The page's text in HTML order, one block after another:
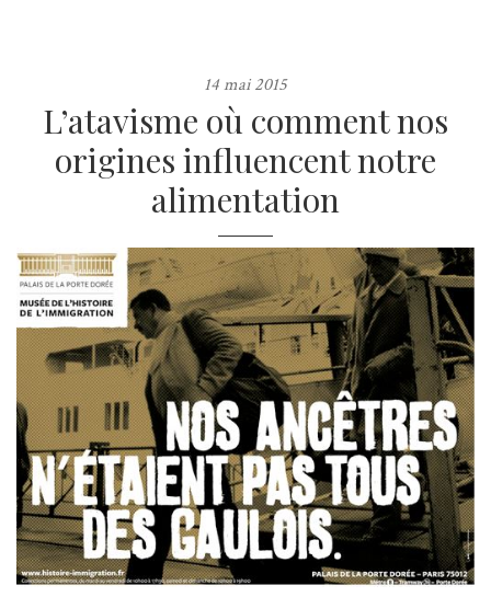
14 mai 2015
L’atavisme où comment nos
origines influencent notre
alimentation